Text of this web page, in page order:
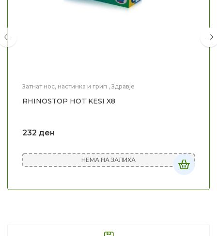
Затнат нос, настинка и грип , Здравје
RHINOSTOP HOT KESI X8
232 ден
НЕМА НА ЗАЛИХА